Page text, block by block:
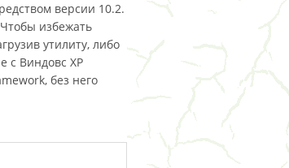
версии 10.2.
избежать
утилиту, либо
с Виндовс XP
без него